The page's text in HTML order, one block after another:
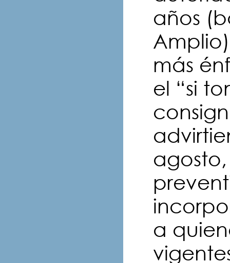
años
más
el “si
a